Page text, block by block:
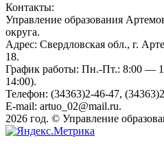
Контакты:
Управление образования
округа.
Адрес: Свердловская обл., г.
18.
График работы: Пн.-Пт.: 8:00 —
14:00).
Телефон: (34363)2-46-47,
E-mail: artuo_02@mail.ru.
2026 год. © Управление